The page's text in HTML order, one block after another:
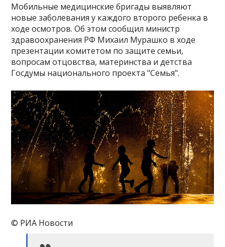
Мобильные медицинские бригады выявляют
новые заболевания у каждого второго ребенка в
ходе осмотров. Об этом сообщил министр
здравоохранения РФ Михаил Мурашко в ходе
презентации комитетом по защите семьи,
вопросам отцовства, материнства и детства
Госдумы национального проекта "Семья".
© РИА Новости